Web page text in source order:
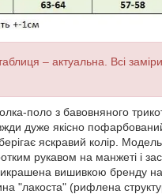
– актуальна. Всі
поло з бавовняного
дуже якісно
яскравий колір.
рукавом на манжеті і
вишивкою бренду
"лакоста" (рифлена